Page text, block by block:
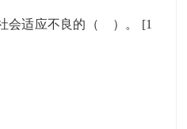
会适应不良的（ ）。 [1